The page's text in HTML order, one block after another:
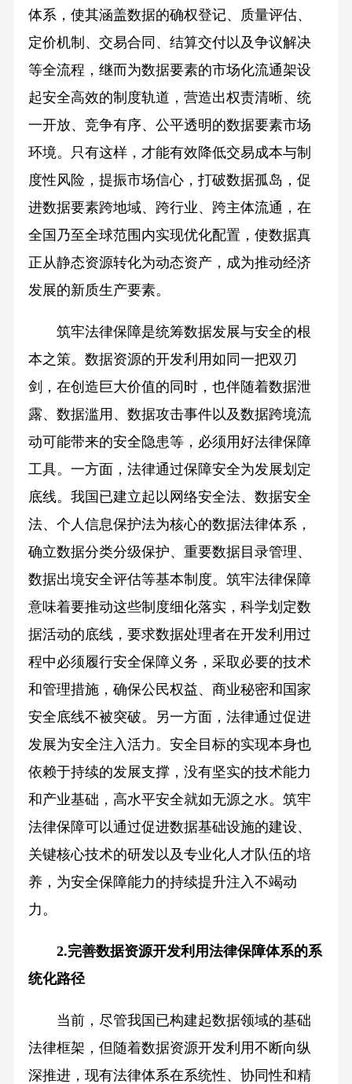
体系，使其涵盖数据的确权登记、质量评估、
定价机制、交易合同、结算交付以及争议解决
等全流程，继而为数据要素的市场化流通架设
起安全高效的制度轨道，营造出权责清晰、统
一开放、竞争有序、公平透明的数据要素市场
环境。只有这样，才能有效降低交易成本与制
度性风险，提振市场信心，打破数据孤岛，促
进数据要素跨地域、跨行业、跨主体流通，在
全国乃至全球范围内实现优化配置，使数据真
正从静态资源转化为动态资产，成为推动经济
发展的新质生产要素。
筑牢法律保障是统筹数据发展与安全的根
本之策。数据资源的开发利用如同一把双刃
剑，在创造巨大价值的同时，也伴随着数据泄
露、数据滥用、数据攻击事件以及数据跨境流
动可能带来的安全隐患等，必须用好法律保障
工具。一方面，法律通过保障安全为发展划定
底线。我国已建立起以网络安全法、数据安全
法、个人信息保护法为核心的数据法律体系，
确立数据分类分级保护、重要数据目录管理、
数据出境安全评估等基本制度。筑牢法律保障
意味着要推动这些制度细化落实，科学划定数
据活动的底线，要求数据处理者在开发利用过
程中必须履行安全保障义务，采取必要的技术
和管理措施，确保公民权益、商业秘密和国家
安全底线不被突破。另一方面，法律通过促进
发展为安全注入活力。安全目标的实现本身也
依赖于持续的发展支撑，没有坚实的技术能力
和产业基础，高水平安全就如无源之水。筑牢
法律保障可以通过促进数据基础设施的建设、
关键核心技术的研发以及专业化人才队伍的培
养，为安全保障能力的持续提升注入不竭动
力。
2.完善数据资源开发利用法律保障体系的系
统化路径
当前，尽管我国已构建起数据领域的基础
法律框架，但随着数据资源开发利用不断向纵
深推进，现有法律体系在系统性、协同性和精